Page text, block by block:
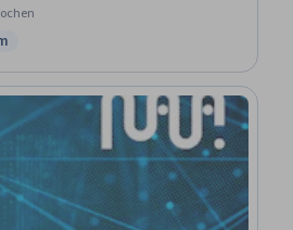
Functional Collaboration, Dependency